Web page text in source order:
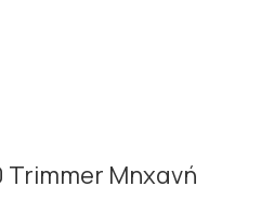
Trimmer Μηχανή